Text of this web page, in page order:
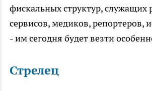
фискальных структур, служащих
сервисов, медиков, репортеров,
- им сегодня будет везти
Стрелец